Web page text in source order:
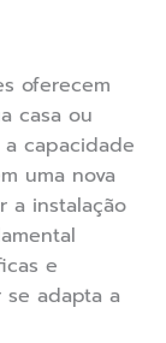
oferecem
casa ou
a capacidade
uma nova
a instalação
e
adapta a